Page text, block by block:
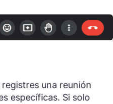
una reunión
específicas. Si solo